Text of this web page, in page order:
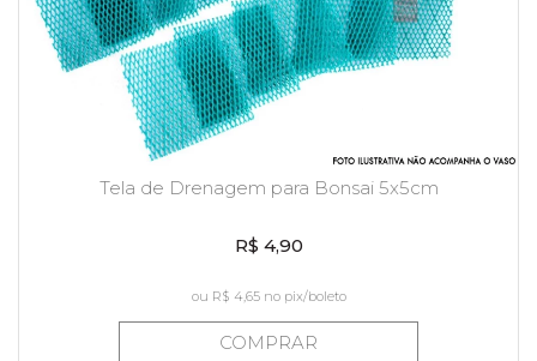
Tela de Drenagem para Bonsai 5x5cm
R$ 4,90
ou R$ 4,65no pix/boleto
COMPRAR